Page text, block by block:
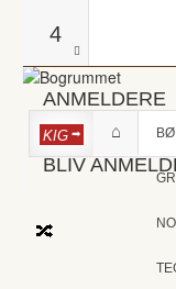
4
ANMELDERE
BLIV
KIG